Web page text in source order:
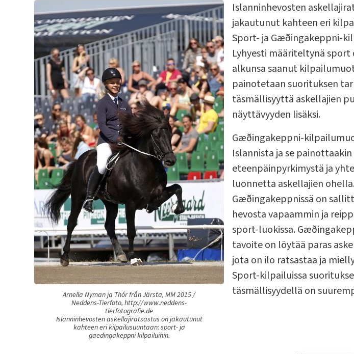
Arnella Nyman ja Thór från Järsta, MM 2015 /
Neddens-Tierfoto, http://www.neddens-
tierfotografie.de
Islanninhevosten askellajiratsastus on jakautunut
kahteen eri kilpailusuuntaan: sport- ja
gaedingakeppni kilpailuihin.
Islanninhevosten
jakautunut kahteen eri
Sport- ja Gæðingakeppni-
Lyhyesti määriteltynä sport
alkunsa saanut
painotetaan suorituksen
täsmällisyyttä askellajien
näyttävyyden lisäksi.
Gæðingakeppni-
Islannista ja se painottaakin
eteenpäinpyrkimystä ja
luonnetta askellajien ohella.
Gæðingakeppnissä on
hevosta vapaammin ja
sport-luokissa.
tavoite on löytää paras
jota on ilo ratsastaa ja
Sport-kilpailuissa
täsmällisyydellä on